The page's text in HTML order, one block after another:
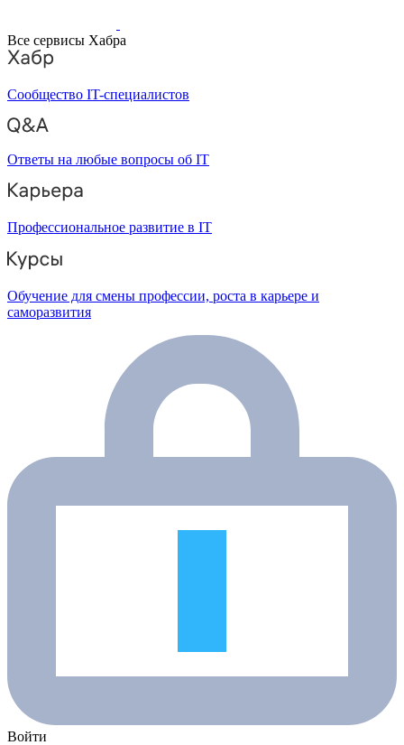
Все сервисы Хабра
Сообщество IT-специалистов
Ответы на любые вопросы об IT
Профессиональное развитие в IT
Обучение для смены профессии, роста в карьере и
саморазвития
Войти